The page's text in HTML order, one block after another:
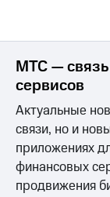
МТС —
сервисов
Актуальные
связи, но и
приложениях
финансовых
продвижения